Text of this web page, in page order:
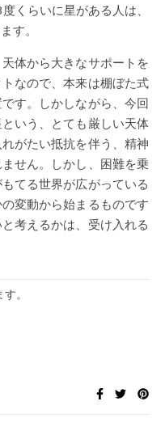
くらいに星がある人は、
す。
体から大きなサポートを
なので、本来は棚ぼた式
す。しかしながら、今回
いう、とても厳しい天体
がたい抵抗を伴う、精神
せん。しかし、困難を乗
てる世界が広がっている
変動から始まるものです
考えるかは、受け入れる
。